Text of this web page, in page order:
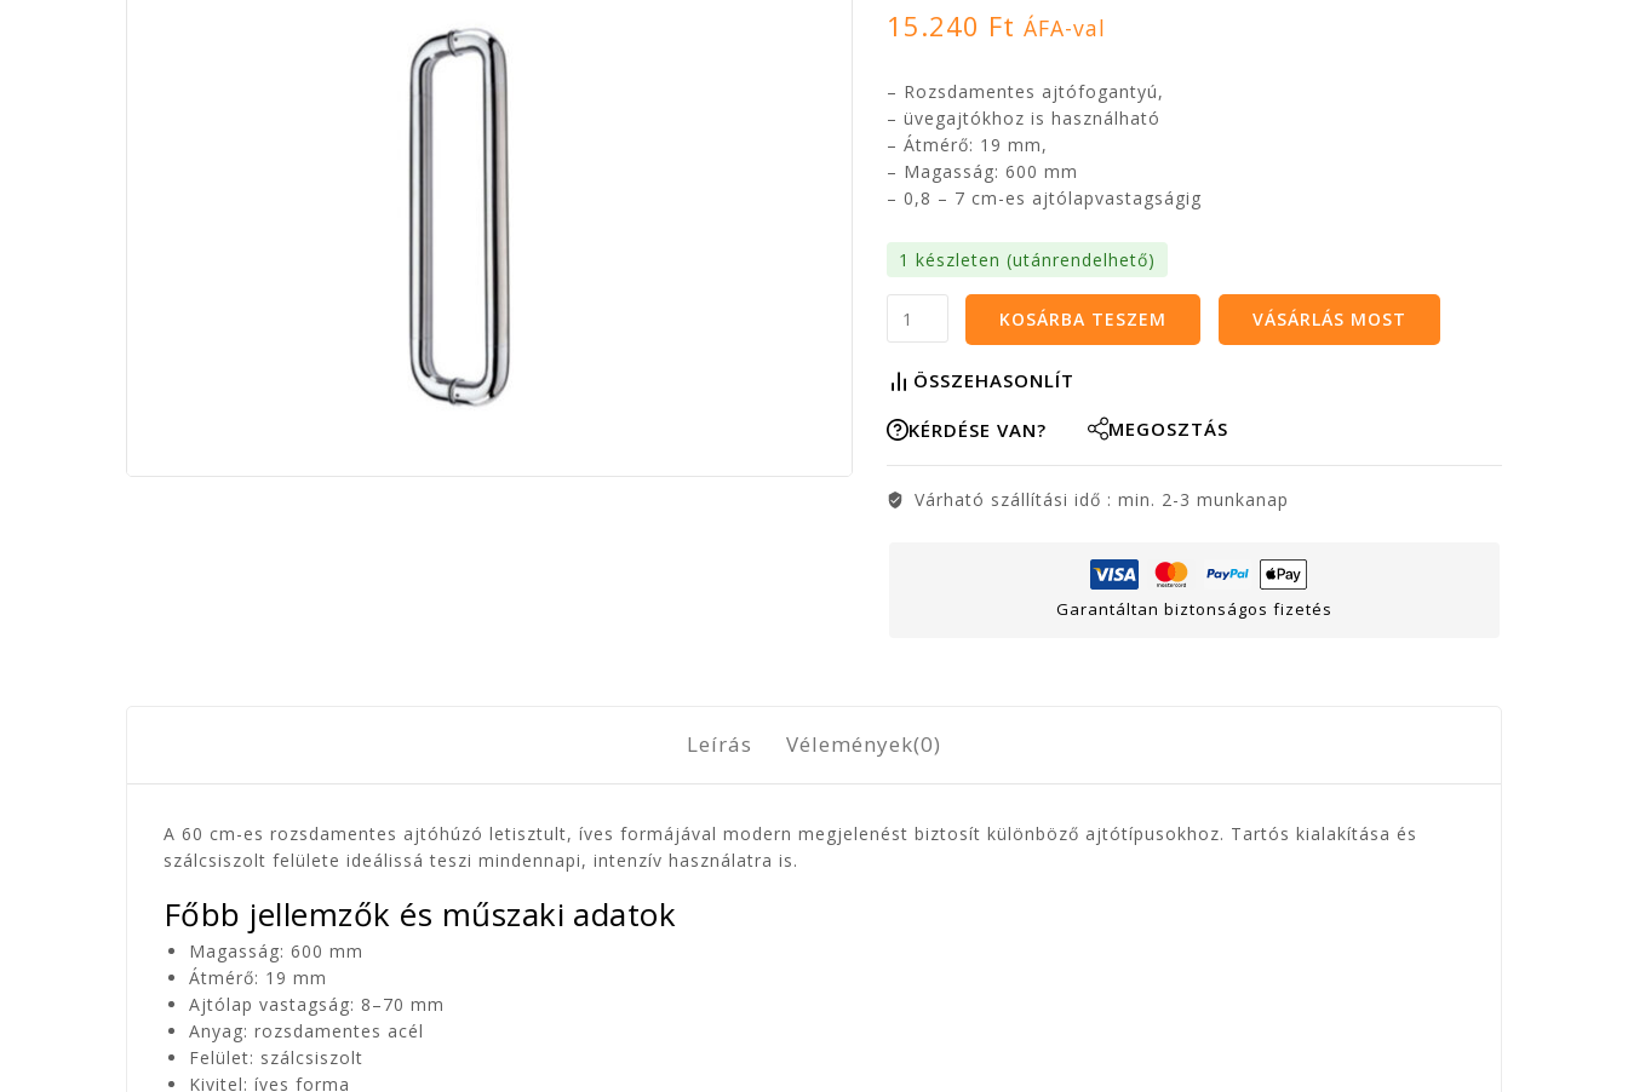
15.240 Ft ÁFA-val
– Rozsdamentes ajtófogantyú,
– üvegajtókhoz is használható
– Átmérő: 19 mm,
– Magasság: 600 mm
– 0,8 – 7 cm-es ajtólapvastagságig
1 készleten (utánrendelhető)
KOSÁRBA TESZEM VÁSÁRLÁS MOST
ÖSSZEHASONLÍT
KÉRDÉSE VAN? MEGOSZTÁS
Várható szállítási idő : min. 2-3 munkanap
Garantáltan biztonságos fizetés
Leírás Vélemények(0)
A 60 cm-es rozsdamentes ajtóhúzó letisztult, íves formájával modern megjelenést biztosít különböző ajtótípusokhoz. Tartós kialakítása és
szálcsiszolt felülete ideálissá teszi mindennapi, intenzív használatra is.
Főbb jellemzők és műszaki adatok
Magasság: 600 mm
Átmérő: 19 mm
Ajtólap vastagság: 8–70 mm
Anyag: rozsdamentes acél
Felület: szálcsiszolt
Kivitel: íves forma